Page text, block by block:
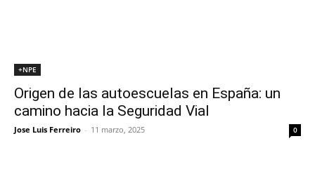
+NPE
Origen de las autoescuelas en España: un
camino hacia la Seguridad Vial
Jose Luis Ferreiro - 11 marzo, 2025 0